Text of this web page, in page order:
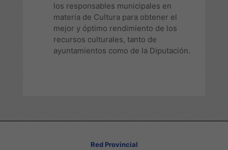
los responsables municipales en
materia de Cultura para obtener el
mejor y óptimo rendimiento de los
recursos culturales, tanto de
ayuntamientos como de la Diputación.
Red Provincial